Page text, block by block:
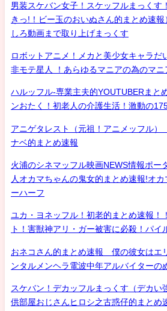
男装スケバン女子！スケッフルまっくす
きっ!！ビー玉のおいぬさん的まとめ速
しろ動画まで取り上げまっくす
ロボットアニメ！メカと美少女キャラだ
非モテ星人 ！あらゆるマニアの為のマニ
ハルッフル-専業主夫的YOUTUBERまと
ンおたく！初老人の介護生活！激動の
アニゲタレスト（元祖！アニメッフル
ナベ的まとめ速報
火浦のシネマッフル映画NEWS情報ポー
人オカマちゃんの鬼女的まとめ速報!オ
ーハーフ
ユカ・ヨネッフル！初老的まとめ速報！
ト！害獣神アリ・ガー被害に必殺！パイ
おネコさん的まとめ速報 僕の彼女はエ
ンタルメンヘラ電波中年アルバイターの
スケバン！デカッフルまっくす（デカい
供部屋おじさんヒロシ之古惑仔的まとめ